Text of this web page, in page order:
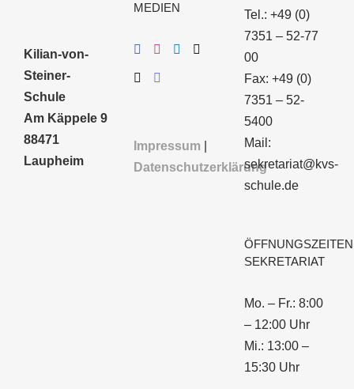
Kilian-von-
Steiner-
Schule
Am Käppele 9
88471
Laupheim
MEDIEN
Impressum
Datenschutzerklärung
Tel.: +49 (0)
7351 – 52-77
00
Fax: +49 (0)
7351 – 52-
5400
Mail:
sekretariat@kvs-
schule.de
ÖFFNUNGSZEITEN
SEKRETARIAT
Mo. – Fr.: 8:00
– 12:00 Uhr
Mi.: 13:00 –
15:30 Uhr